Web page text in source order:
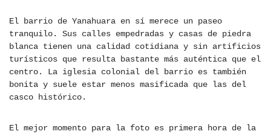
El barrio de Yanahuara en sí merece un paseo
tranquilo. Sus calles empedradas y casas de piedra
blanca tienen una calidad cotidiana y sin artificios
turísticos que resulta bastante más auténtica que el
centro. La iglesia colonial del barrio es también
bonita y suele estar menos masificada que las del
casco histórico.
El mejor momento para la foto es primera hora de la